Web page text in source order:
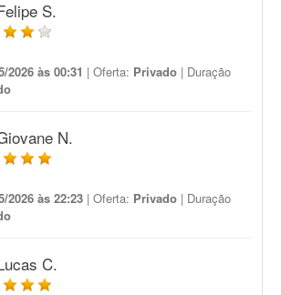
S.
2026 às 00:31 | Oferta: Privado | Duração
N.
2026 às 22:23 | Oferta: Privado | Duração
C.